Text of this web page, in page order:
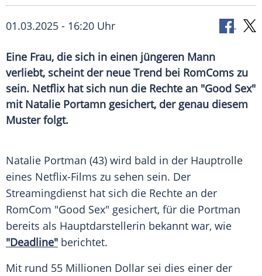
01.03.2025 - 16:20 Uhr
Eine Frau, die sich in einen jüngeren Mann
verliebt, scheint der neue Trend bei RomComs zu
sein. Netflix hat sich nun die Rechte an "Good Sex"
mit Natalie Portamn gesichert, der genau diesem
Muster folgt.
Natalie Portman (43) wird bald in der Hauptrolle
eines Netflix-Films zu sehen sein. Der
Streamingdienst hat sich die Rechte an der
RomCom "Good Sex" gesichert, für die Portman
bereits als Hauptdarstellerin bekannt war, wie
"Deadline" berichtet.
Mit rund 55 Millionen Dollar sei dies einer der